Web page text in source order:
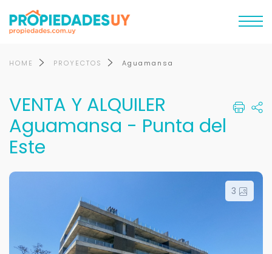
HOME PROYECTOS Aguamansa
VENTA Y ALQUILER
Aguamansa - Punta del
Este
3